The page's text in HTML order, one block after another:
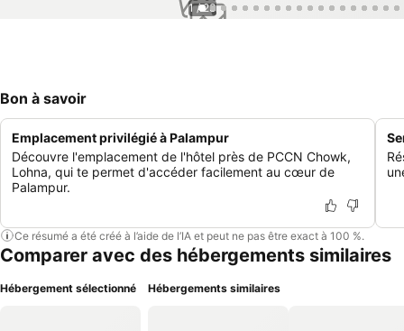
1 / 23
Bon à savoir
Emplacement privilégié à Palampur
Découvre l'emplacement de l'hôtel près de PCCN Chowk,
Lohna, qui te permet d'accéder facilement au cœur de
Palampur.
Ce résumé a été créé à l’aide de l’IA et peut ne pas être exact à 100 %.
Comparer avec des hébergements similaires
Hébergement sélectionné Hébergements similaires